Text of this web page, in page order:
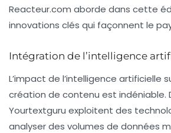
Reacteur.com aborde dans cette
innovations clés qui façonnent le
Intégration de l’intelligence
L’impact de l’intelligence artificielle
création de contenu est indéniable.
Yourtextguru exploitent des
analyser des volumes de données